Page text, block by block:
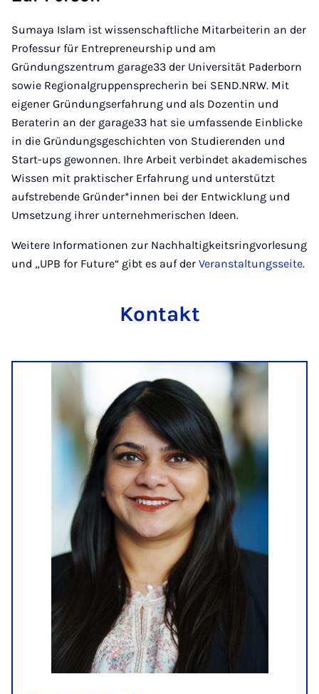
Sumaya Islam ist wissenschaftliche Mitarbeiterin an der
Professur für Entrepreneurship und am
Gründungszentrum garage33 der Universität Paderborn
sowie Regionalgruppensprecherin bei SEND.NRW. Mit
eigener Gründungserfahrung und als Dozentin und
Beraterin an der garage33 hat sie umfassende Einblicke
in die Gründungsgeschichten von Studierenden und
Start-ups gewonnen. Ihre Arbeit verbindet akademisches
Wissen mit praktischer Erfahrung und unterstützt
aufstrebende Gründer*innen bei der Entwicklung und
Umsetzung ihrer unternehmerischen Ideen.
Weitere Informationen zur Nachhaltigkeitsringvorlesung
und „UPB for Future“ gibt es auf der Veranstaltungsseite.
Kontakt